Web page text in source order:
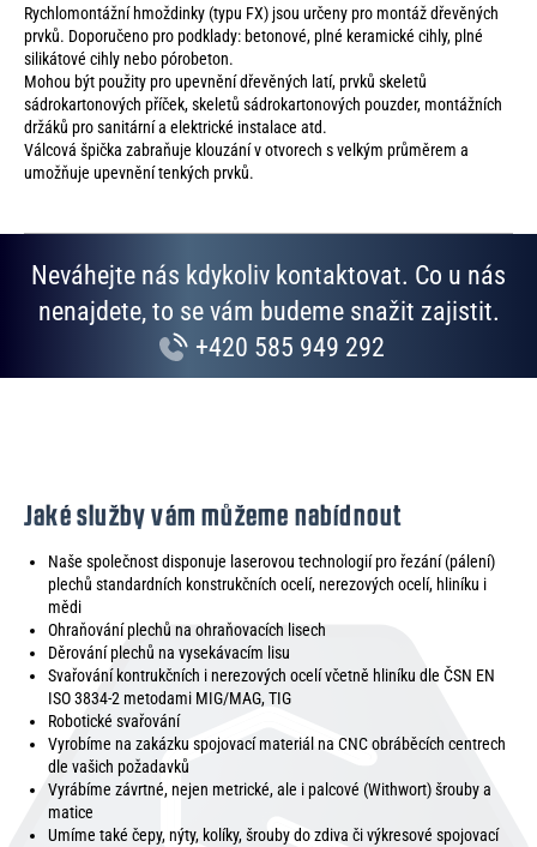
Rychlomontážní hmoždinky (typu FX) jsou určeny pro montáž dřevěných
prvků. Doporučeno pro podklady: betonové, plné keramické cihly, plné
silikátové cihly nebo pórobeton.
Mohou být použity pro upevnění dřevěných latí, prvků skeletů
sádrokartonových příček, skeletů sádrokartonových pouzder, montážních
držáků pro sanitární a elektrické instalace atd.
Válcová špička zabraňuje klouzání v otvorech s velkým průměrem a
umožňuje upevnění tenkých prvků.
Neváhejte nás kdykoliv kontaktovat. Co u nás
nenajdete, to se vám budeme snažit zajistit.
+420 585 949 292
Jaké služby vám můžeme nabídnout
Naše společnost disponuje laserovou technologií pro řezání (pálení)
plechů standardních konstrukčních ocelí, nerezových ocelí, hliníku i
mědi
Ohraňování plechů na ohraňovacích lisech
Děrování plechů na vysekávacím lisu
Svařování kontrukčních i nerezových ocelí včetně hliníku dle ČSN EN
ISO 3834-2 metodami MIG/MAG, TIG
Robotické svařování
Vyrobíme na zakázku spojovací materiál na CNC obráběcích centrech
dle vašich požadavků
Vyrábíme závrtné, nejen metrické, ale i palcové (Withwort) šrouby a
matice
Umíme také čepy, nýty, kolíky, šrouby do zdiva či výkresové spojovací